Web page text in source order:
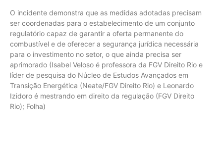
O incidente demonstra que as medidas adotadas precisam
ser coordenadas para o estabelecimento de um conjunto
regulatório capaz de garantir a oferta permanente do
combustível e de oferecer a segurança jurídica necessária
para o investimento no setor, o que ainda precisa ser
aprimorado (Isabel Veloso é professora da FGV Direito Rio e
líder de pesquisa do Núcleo de Estudos Avançados em
Transição Energética (Neate/FGV Direito Rio) e Leonardo
Izidoro é mestrando em direito da regulação (FGV Direito
Rio); Folha)